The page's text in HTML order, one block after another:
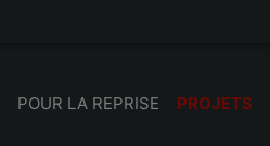
POUR LA REPRISE PROJETS